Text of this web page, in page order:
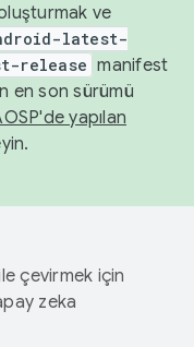
ve
latest-
release manifest
en son sürümü
yapılan
çevirmek için
zeka